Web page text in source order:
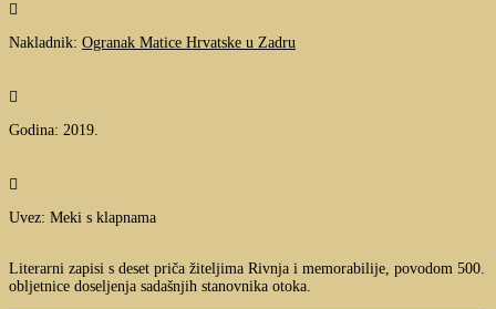

Nakladnik: Ogranak Matice Hrvatske u Zadru

Godina: 2019.

Uvez: Meki s klapnama
Literarni zapisi s deset priča žiteljima Rivnja i memorabilije, povodom 500.
obljetnice doseljenja sadašnjih stanovnika otoka.